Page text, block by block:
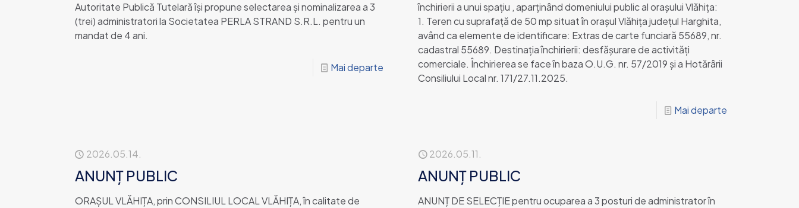
Autoritate Publică Tutelară îşi propune selectarea și nominalizarea a 3
(trei) administratori la Societatea PERLA STRAND S.R.L. pentru un
mandat de 4 ani.
Mai departe
închirierii a unui spațiu , aparținând domeniului public al orașului Vlăhița:
1. Teren cu suprafață de 50 mp situat în orașul Vlăhița județul Harghita,
având ca elemente de identificare: Extras de carte funciară 55689, nr.
cadastral 55689. Destinația închirierii: desfășurare de activități
comerciale. Închirierea se face în baza O.U.G. nr. 57/2019 și a Hotărârii
Consiliului Local nr. 171/27.11.2025.
Mai departe
2026.05.14.
ANUNȚ PUBLIC
ORAȘUL VLĂHIȚA, prin CONSILIUL LOCAL VLĂHIȚA, în calitate de
2026.05.11.
ANUNȚ PUBLIC
ANUNȚ DE SELECȚIE pentru ocuparea a 3 posturi de administrator în